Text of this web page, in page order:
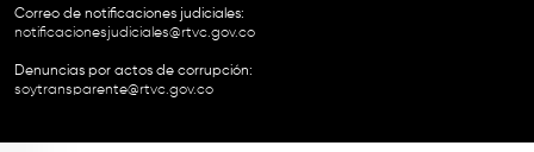
Correo de notificaciones judiciales:
notificacionesjudiciales@rtvc.gov.co
Denuncias por actos de corrupción:
soytransparente@rtvc.gov.co